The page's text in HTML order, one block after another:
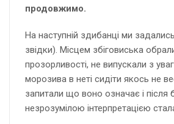
продовжимо.
На наступній здибанці ми
звідки). Місцем збіговиська
прозорливості, не випускали з
морозива в неті сидіти якось не
запитали що воно означає і після
незрозумілою інтерпретацією